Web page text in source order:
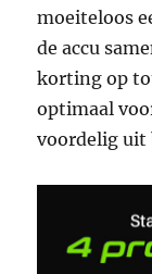
moeiteloos
de accu
korting op
optimaal
voordelig uit